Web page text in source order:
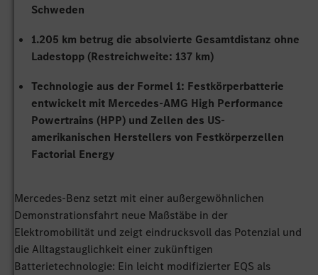
Schweden
1.205 km betrug die absolvierte Gesamtdistanz ohne
Ladestopp (Restreichweite: 137 km)
Technologie aus der Formel 1: Festkörperbatterie
entwickelt mit Mercedes-AMG High Performance
Powertrains (HPP) und Zellen des US-
amerikanischen Herstellers von Festkörperzellen
Factorial Energy
Mercedes-Benz setzt mit einer außergewöhnlichen
Demonstrationsfahrt neue Maßstäbe in der
Elektromobilität und zeigt eindrucksvoll das Potenzial und
die Alltagstauglichkeit einer zukünftigen
Batterietechnologie: Ein leicht modifizierter EQS als